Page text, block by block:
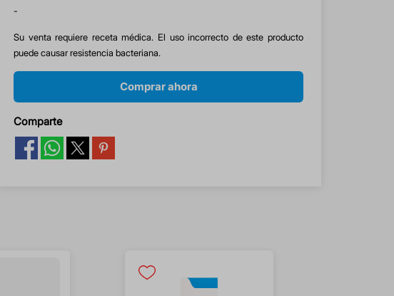
-
Su venta requiere receta médica. El uso incorrecto de este producto
puede causar resistencia bacteriana.
Comprar ahora
Comparte